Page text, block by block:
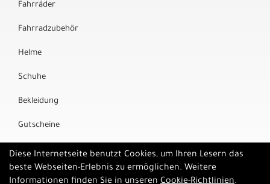
Fahrräder
Fahrradzubehör
Helme
Schuhe
Bekleidung
Gutscheine
Marken
Diese Internetseite benutzt Cookies, um Ihren Lesern das
beste Webseiten-Erlebnis zu ermöglichen. Weitere
Informationen finden Sie in unseren Cookie-Richtlinien.